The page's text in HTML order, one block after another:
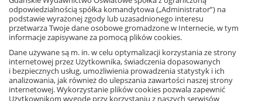
FACEBOOK
odpowiedzialnością spółka komandytowa („Administrator”) na
podstawie wyrażonej zgody lub uzasadnionego interesu
przetwarza Twoje dane osobowe gromadzone w Internecie, w tym
informacje zapisywane za pomocą plików cookies.
Dane używane są m. in. w celu optymalizacji korzystania ze strony
internetowej przez Użytkownika, świadczenia dopasowanych
i bezpiecznych usług, umożliwienia prowadzenia statystyk i ich
analizowania, jak również do ulepszania zawartości naszej strony
internetowej. Wykorzystanie plików cookies pozwala zapewnić
Użytkownikom wygodę przy korzystaniu z naszych serwisów